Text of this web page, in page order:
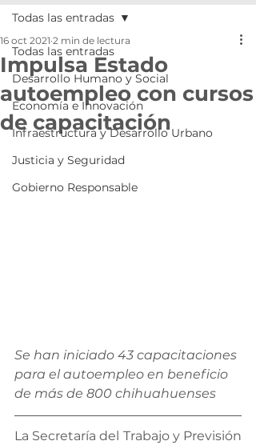
Todas las entradas
Desarrollo Humano y Social
Economía e Innovación
Infraestructura y Desarrollo Urbano
Justicia y Seguridad
Gobierno Responsable
Todas las entradas
Impulsa Estado
autoempleo con cursos
de capacitación
16 oct 2021 2 min de lectura
Se han iniciado 43 capacitaciones
para el autoempleo en beneficio
de más de 800 chihuahuenses
La Secretaría del Trabajo y Previsión